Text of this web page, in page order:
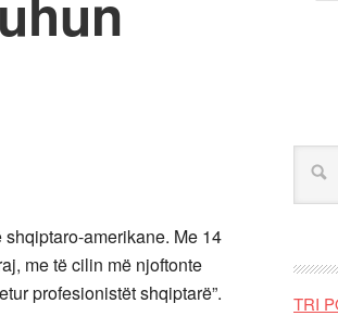
amerikane. Me 14
me të cilin më njoftonte
profesionistët shqiptarë”.
TRI